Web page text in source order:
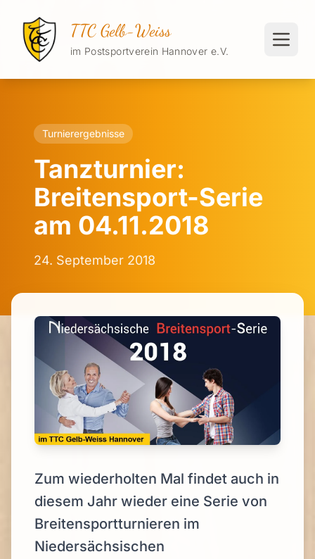
TTC Gelb-Weiss
im Postsportverein Hannover e.V.
Turnierergebnisse
Tanzturnier:
Breitensport-Serie
am 04.11.2018
24. September 2018
Zum wiederholten Mal findet auch in
diesem Jahr wieder eine Serie von
Breitensportturnieren im
Niedersächsischen